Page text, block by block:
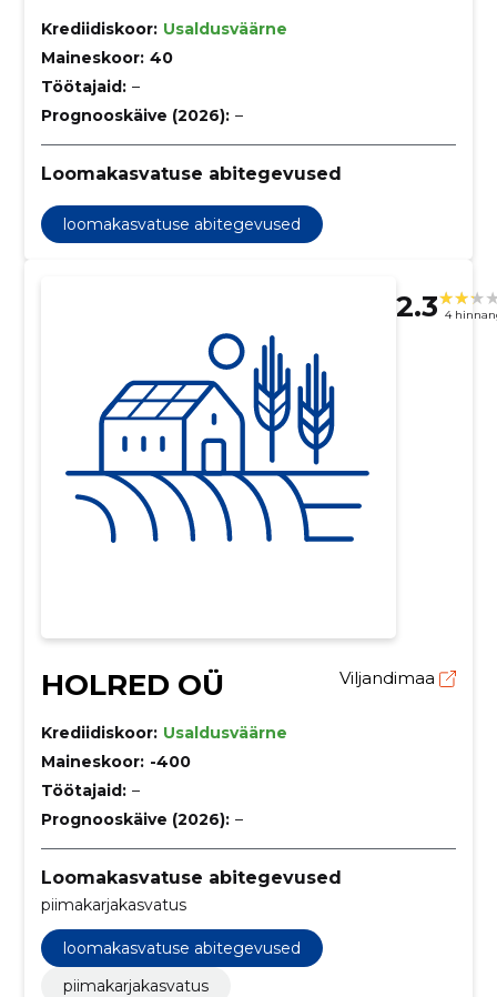
Krediidiskoor: Usaldusväärne
Maineskoor: 40
Töötajaid: –
Prognooskäive (2026): –
Loomakasvatuse abitegevused
loomakasvatuse abitegevused
2.3 4
HOLRED OÜ Viljandimaa
Krediidiskoor: Usaldusväärne
Maineskoor: -400
Töötajaid: –
Prognooskäive (2026): –
Loomakasvatuse abitegevused
piimakarjakasvatus
loomakasvatuse abitegevused
piimakarjakasvatus